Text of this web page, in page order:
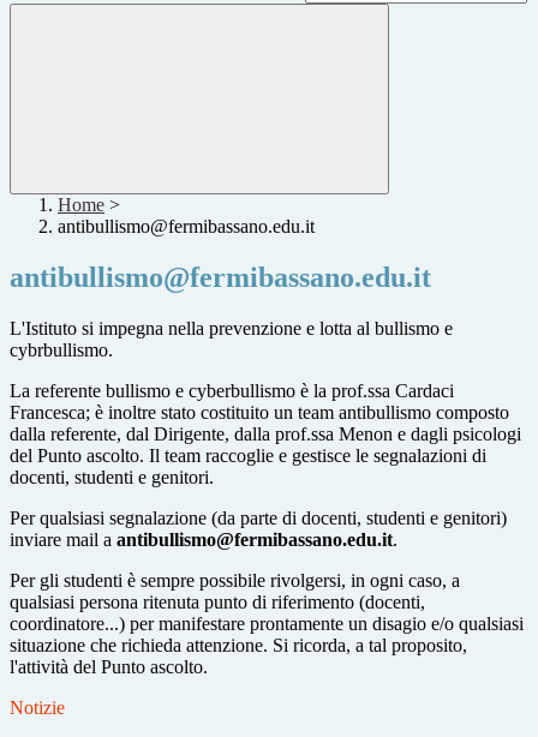
Home >
antibullismo@fermibassano.edu.it
antibullismo@fermibassano.edu.it
L'Istituto si impegna nella prevenzione e lotta al bullismo e
cybrbullismo.
La referente bullismo e cyberbullismo è la prof.ssa Cardaci
Francesca; è inoltre stato costituito un team antibullismo composto
dalla referente, dal Dirigente, dalla prof.ssa Menon e dagli psicologi
del Punto ascolto. Il team raccoglie e gestisce le segnalazioni di
docenti, studenti e genitori.
Per qualsiasi segnalazione (da parte di docenti, studenti e genitori)
inviare mail a antibullismo@fermibassano.edu.it.
Per gli studenti è sempre possibile rivolgersi, in ogni caso, a
qualsiasi persona ritenuta punto di riferimento (docenti,
coordinatore...) per manifestare prontamente un disagio e/o qualsiasi
situazione che richieda attenzione. Si ricorda, a tal proposito,
l'attività del Punto ascolto.
Notizie